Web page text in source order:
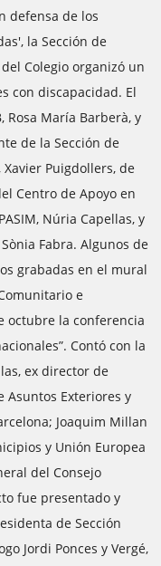
defensa de los
la Sección de
Colegio organizó un
con discapacidad. El
Rosa María Barberà, y
de la Sección de
Puigdollers, de
Centro de Apoyo en
Núria Capellas, y
Fabra. Algunos de
grabadas en el mural
e
octubre la conferencia
Contó con la
ex director de
Asuntos Exteriores y
Joaquim Millan
y Unión Europea
del Consejo
fue presentado y
de Sección
Jordi Ponces y Vergé,